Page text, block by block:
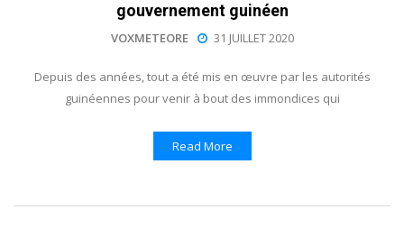
gouvernement guinéen
VOXMETEORE 31 JUILLET 2020
Depuis des années, tout a été mis en œuvre par les autorités
guinéennes pour venir à bout des immondices qui
Read More